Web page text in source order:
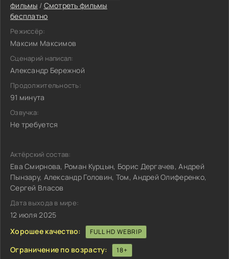
фильмы / Смотреть фильмы
бесплатно
Режиссёр:
Максим Максимов
Сценарий написал:
Александр Бережной
Продолжительность:
91 минута
Озвучка:
Не требуется
Актёрский состав:
Ева Смирнова, Роман Курцын, Борис Дергачев, Андрей
Пынзару, Александр Головин, Том, Андрей Олиференко,
Сергей Власов
Дата выхода в мире:
12 июля 2025
Хорошее качество:
FULL HD WEBRIP
Ограничение по возрасту: 18+